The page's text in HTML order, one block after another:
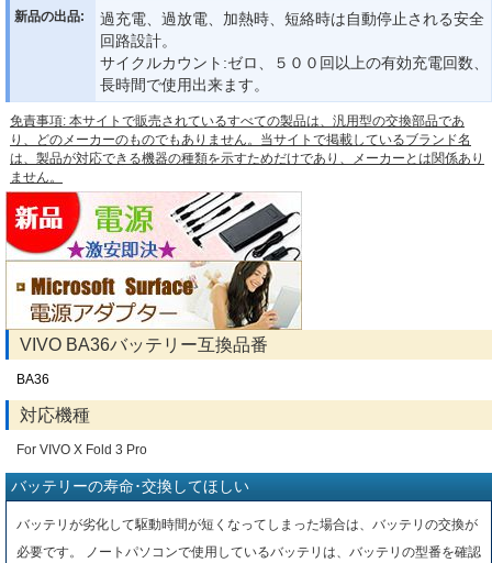
新品の出品:
過充電、過放電、加熱時、短絡時は自動停止される安全
回路設計。
サイクルカウント:ゼロ、５００回以上の有効充電回数、
長時間で使用出来ます。
免責事項: 本サイトで販売されているすべての製品は、汎用型の交換部品であ
り、どのメーカーのものでもありません。当サイトで掲載しているブランド名
は、製品が対応できる機器の種類を示すためだけであり、メーカーとは関係あり
ません。
VIVO BA36バッテリー互換品番
BA36
対応機種
For VIVO X Fold 3 Pro
バッテリーの寿命･交換してほしい
バッテリが劣化して駆動時間が短くなってしまった場合は、バッテリの交換が
必要です。 ノートパソコンで使用しているバッテリは、バッテリの型番を確認